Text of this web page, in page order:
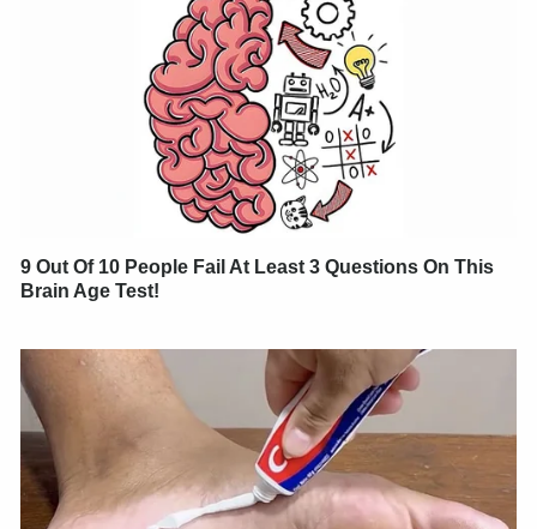
9 Out Of 10 People Fail At Least 3 Questions On This
Brain Age Test!